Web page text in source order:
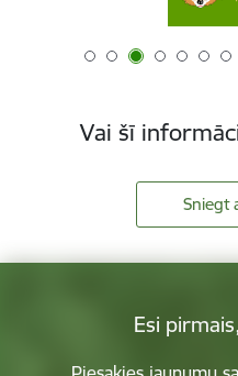
Vai šī
Sniegt
Esi